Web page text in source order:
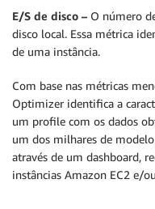
E/S de disco – O número
disco local. Essa métrica
de uma instância.
Com base nas métricas
Optimizer identifica a
um profile com os dados
um dos milhares de
através de um dashboard,
instâncias Amazon EC2 e/